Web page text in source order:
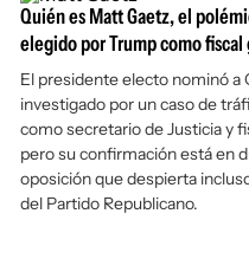
Quién es Matt Gaetz, el
elegido por Trump como fiscal
El presidente electo nominó a
investigado por un caso de
como secretario de Justicia y
pero su confirmación está en
oposición que despierta
del Partido Republicano.